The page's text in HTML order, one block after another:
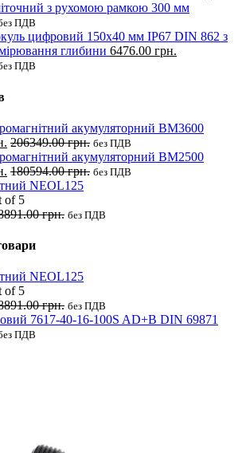
з рухомою рамкою 300 мм
ПДВ
цифровий 150х40 мм IP67 DIN 862 з
глибини 6476.00 грн.
ПДВ
акумуляторний BM3600
206349.00грн. без ПДВ
акумуляторний BM2500
180594.00грн. без ПДВ
NEOL125
of 5
грн. без ПДВ
NEOL125
of 5
грн. без ПДВ
7617-40-16-100S AD+B DIN 69871
ПДВ